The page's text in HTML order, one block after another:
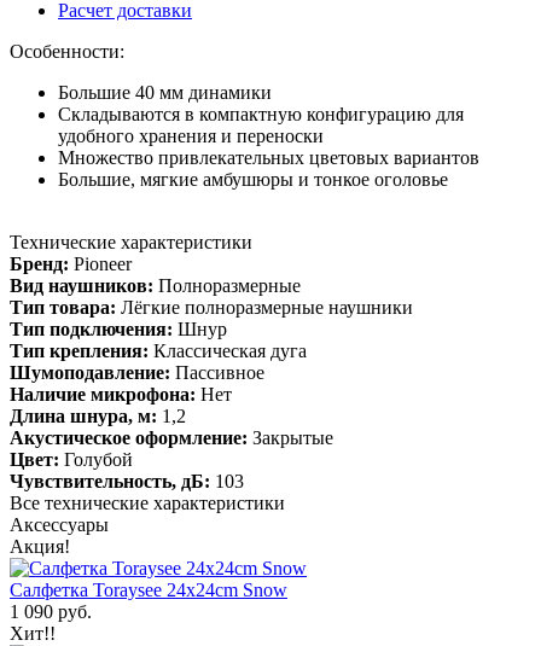
Расчет доставки
Особенности:
Большие 40 мм динамики
Складываются в компактную конфигурацию для
удобного хранения и переноски
Множество привлекательных цветовых вариантов
Большие, мягкие амбушюры и тонкое оголовье
Технические характеристики
Бренд: Pioneer
Вид наушников: Полноразмерные
Тип товара: Лёгкие полноразмерные наушники
Тип подключения: Шнур
Тип крепления: Классическая дуга
Шумоподавление: Пассивное
Наличие микрофона: Нет
Длина шнура, м: 1,2
Акустическое оформление: Закрытые
Цвет: Голубой
Чувствительность, дБ: 103
Все технические характеристики
Аксессуары
Акция!
Салфетка Toraysee 24x24cm Snow
1 090 руб.
Хит!!